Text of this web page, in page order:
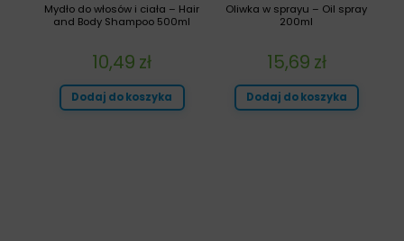
Oliwka w sprayu – Oil spray
200ml
15,69 zł
Dodaj do koszyka
Mydło do włosów i ciała – Hair
and Body Shampoo 500ml
10,49 zł
Dodaj do koszyka